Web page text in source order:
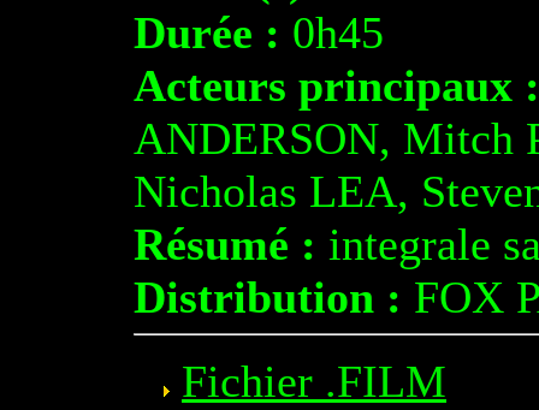
Durée : 0h45
Acteurs principaux :
ANDERSON, Mitch
Nicholas LEA,
Résumé : integrale
Distribution : FOX
Fichier .FILM